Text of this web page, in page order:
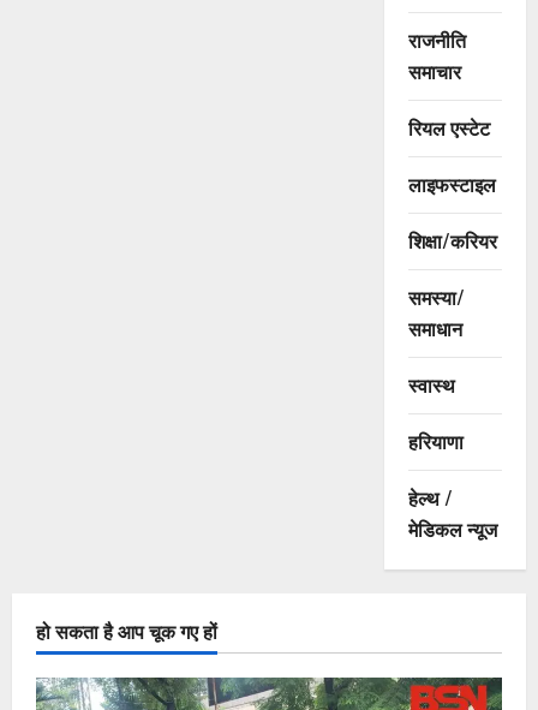
राजनीति
समाचार
रियल एस्टेट
लाइफस्टाइल
शिक्षा/करियर
समस्या/
समाधान
स्वास्थ
हरियाणा
हेल्थ /
मेडिकल न्यूज
हो सकता है आप चूक गए हों